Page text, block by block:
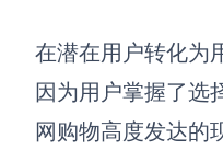
在潜在用户转化为
因为用户掌握了选
网购物高度发达的